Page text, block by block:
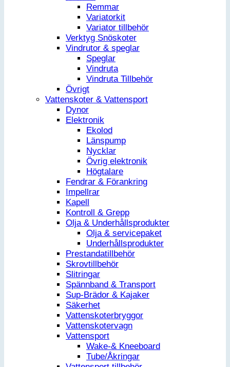
Remmar
Variatorkit
Variator tillbehör
Verktyg Snöskoter
Vindrutor & speglar
Speglar
Vindruta
Vindruta Tillbehör
Övrigt
Vattenskoter & Vattensport
Dynor
Elektronik
Ekolod
Länspump
Nycklar
Övrig elektronik
Högtalare
Fendrar & Förankring
Impellrar
Kapell
Kontroll & Grepp
Olja & Underhållsprodukter
Olja & servicepaket
Underhållsprodukter
Prestandatillbehör
Skrovtillbehör
Slitringar
Spännband & Transport
Sup-Brädor & Kajaker
Säkerhet
Vattenskoterbryggor
Vattenskotervagn
Vattensport
Wake-& Kneeboard
Tube/Åkringar